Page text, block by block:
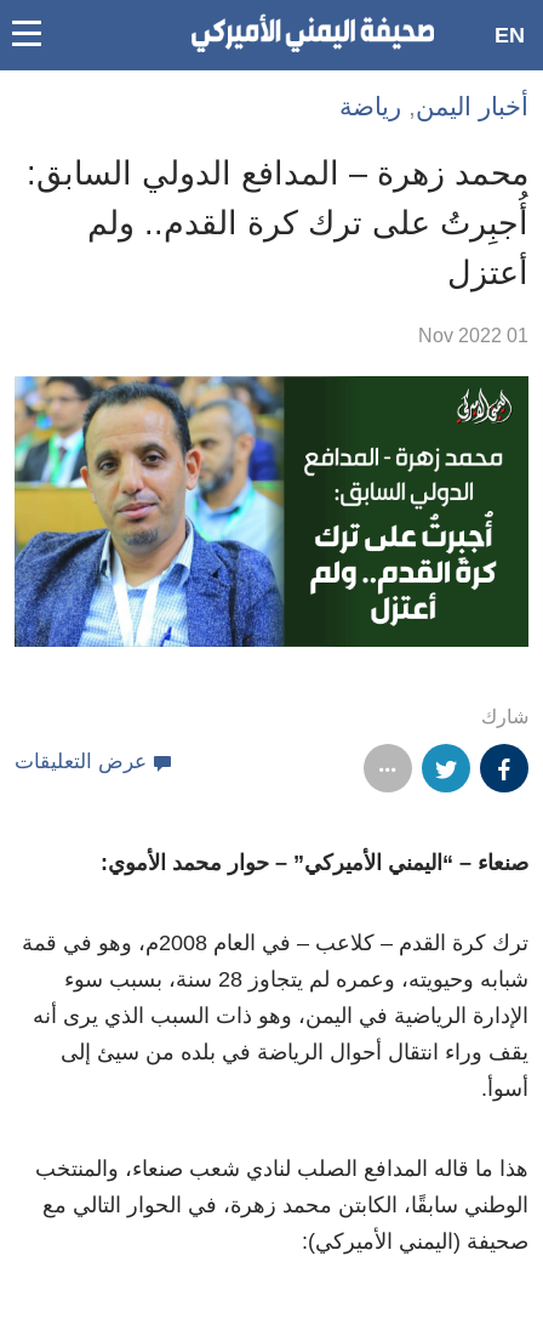
Accessibility
المحتوى
الرئيسي
الأقسام
Skip
to
Search
EN
أخبار اليمن, رياضة
محمد زهرة – المدافع الدولي السابق:
أُجبِرتُ على ترك كرة القدم.. ولم
أعتزل
01 Nov 2022
شارك
عرض التعليقات
صنعاء – “اليمني الأميركي” – حوار محمد الأموي:
ترك كرة القدم – كلاعب – في العام 2008م، وهو في قمة
شبابه وحيويته، وعمره لم يتجاوز 28 سنة، بسبب سوء
الإدارة الرياضية في اليمن، وهو ذات السبب الذي يرى أنه
يقف وراء انتقال أحوال الرياضة في بلده من سيئ إلى
أسوأ.
هذا ما قاله المدافع الصلب لنادي شعب صنعاء، والمنتخب
الوطني سابقًا، الكابتن محمد زهرة، في الحوار التالي مع
صحيفة (اليمني الأميركي):